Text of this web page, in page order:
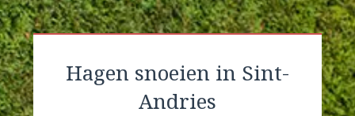
Hagen snoeien in Sint-
Andries